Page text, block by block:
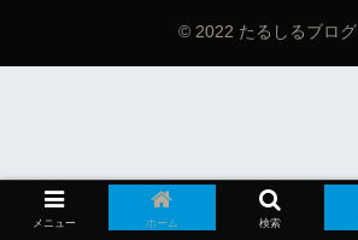
© 2022 たるしるブログ.
メニュー ホーム 検索